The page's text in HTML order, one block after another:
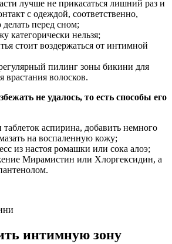
лучше не прикасаться лишний раз и
с одеждой, соответственно,
перед сном;
категорически нельзя;
стоит воздержаться от интимной
пилинг зоны бикини для
врастания волосков.
не удалось, то есть способы его
таблеток аспирина, добавить немного
на воспаленную кожу;
из настоя ромашки или сока алоэ;
Мирамистин или Хлоргексидин, а
интимную зону